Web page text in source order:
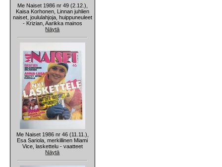
Me Naiset 1986 nr 49 (2.12.),
Kaisa Korhonen, Linnan juhlien
naiset, joululahjoja, huippuneuleet
- Krizian, Aarikka mainos
Näytä
Me Naiset 1986 nr 46 (11.11.),
Esa Sariola, merkillinen Miami
Vice, laskettelu - vaatteet
Näytä